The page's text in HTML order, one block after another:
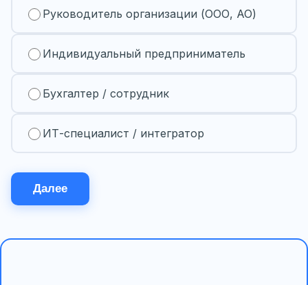
Руководитель организации (ООО, АО)
Индивидуальный предприниматель
Бухгалтер / сотрудник
ИТ-специалист / интегратор
Далее